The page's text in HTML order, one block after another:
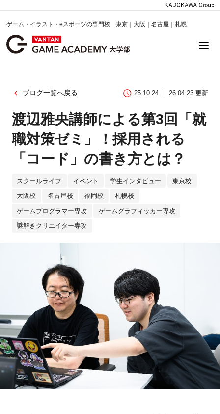
ゲーム・イラスト・eスポーツの専門校 東京｜大阪｜名古屋｜札幌
ブログ一覧へ戻る 25.10.24 26.04.23 更新
渡辺雅央講師による第3回「就
職対策ゼミ」！採用される
「コード」の書き方とは？
スクールライフ イベント 学生インタビュー 東京校
大阪校 名古屋校 福岡校 札幌校
ゲームプログラマー専攻 ゲームグラフィッカー専攻
謎解きクリエイター専攻